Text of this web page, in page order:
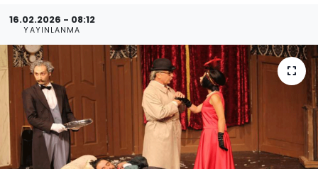
16.02.2026 - 08:12
YAYINLANMA
Teknoloji
Resmi İlanlar
Yaşam
Künye
Gizlilik Sözleşmesi